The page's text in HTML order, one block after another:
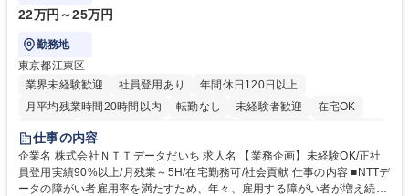
22万円～25万円
勤務地
東京都江東区
業界未経験歓迎
社員登用あり
年間休日120日以上
月平均残業時間20時間以内
転勤なし 未経験者歓迎
在宅OK
育休あり
完全週休2日制
仕事の内容
企業名 株式会社ＮＴＴデータだいち 求人名 【業務企画】未経験OK/正社
員登用実績90%以上/月残業～5H/在宅勤務可/社会貢献 仕事の内容 ■NTTデ
ータの障がい者雇用率を満たすため、年々、雇用する障がい者が増え続け